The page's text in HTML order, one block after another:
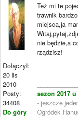
Dołączył:
20 lis
2010
Posty:
34408
Do góry
Też mi te
trawnik
miejsca,ja
nie będzie,a
rządzisz!
sezon 2017
- jeszcze
Ogródek